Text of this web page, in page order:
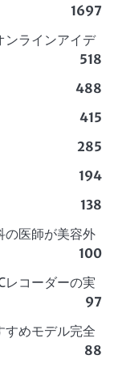
1697
ンラインアイデ
518
488
415
285
194
138
の医師が美容外
100
レコーダーの実
97
すめモデル完全
88